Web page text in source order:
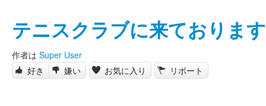
テニスクラブに来ておりま
作者は Super User
好き
嫌い お気に入り リポート